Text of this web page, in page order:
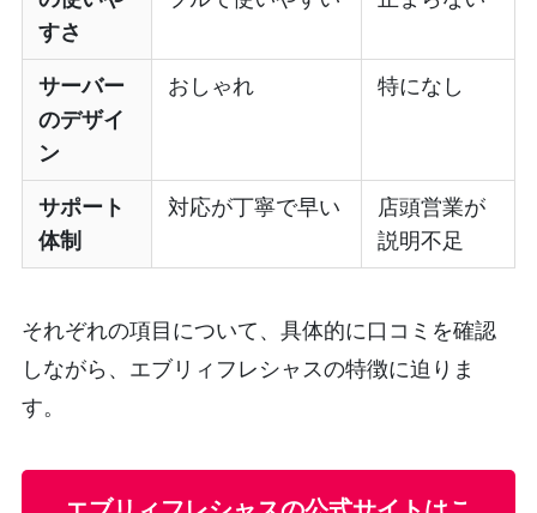
すさ
サーバー
のデザイ
ン
おしゃれ 特になし
サポート
体制
対応が丁寧で早い
店頭営業が
説明不足
それぞれの項目について、具体的に口コミを確認
しながら、エブリィフレシャスの特徴に迫りま
す。